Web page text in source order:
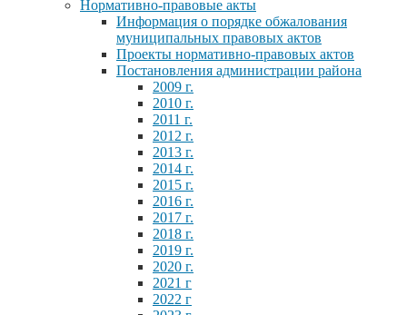
Нормативно-правовые акты
Информация о порядке обжалования
муниципальных правовых актов
Проекты нормативно-правовых актов
Постановления администрации района
2009 г.
2010 г.
2011 г.
2012 г.
2013 г.
2014 г.
2015 г.
2016 г.
2017 г.
2018 г.
2019 г.
2020 г.
2021 г
2022 г